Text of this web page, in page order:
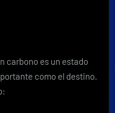
carbono es un estado
como el destino.